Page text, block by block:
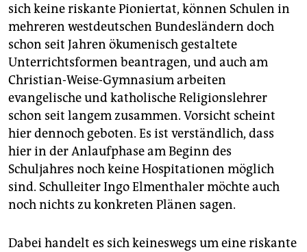
sich keine riskante Pioniertat, können Schulen in
mehreren westdeutschen Bundesländern doch
schon seit Jahren ökumenisch gestaltete
Unterrichtsformen beantragen, und auch am
Christian-Weise-Gymnasium arbeiten
evangelische und katholische Religionslehrer
schon seit langem zusammen. Vorsicht scheint
hier dennoch geboten. Es ist verständlich, dass
hier in der Anlaufphase am Beginn des
Schuljahres noch keine Hospitationen möglich
sind. Schulleiter Ingo Elmenthaler möchte auch
noch nichts zu konkreten Plänen sagen.
Dabei handelt es sich keineswegs um eine riskante